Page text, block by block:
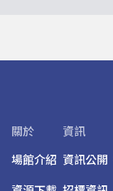
關於
場館介紹
資訊
資訊公開